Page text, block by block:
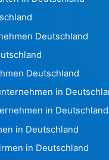
9.427
Deutschland
Deutschland
in
in Deutschland
in Deutschland
in Deutschland